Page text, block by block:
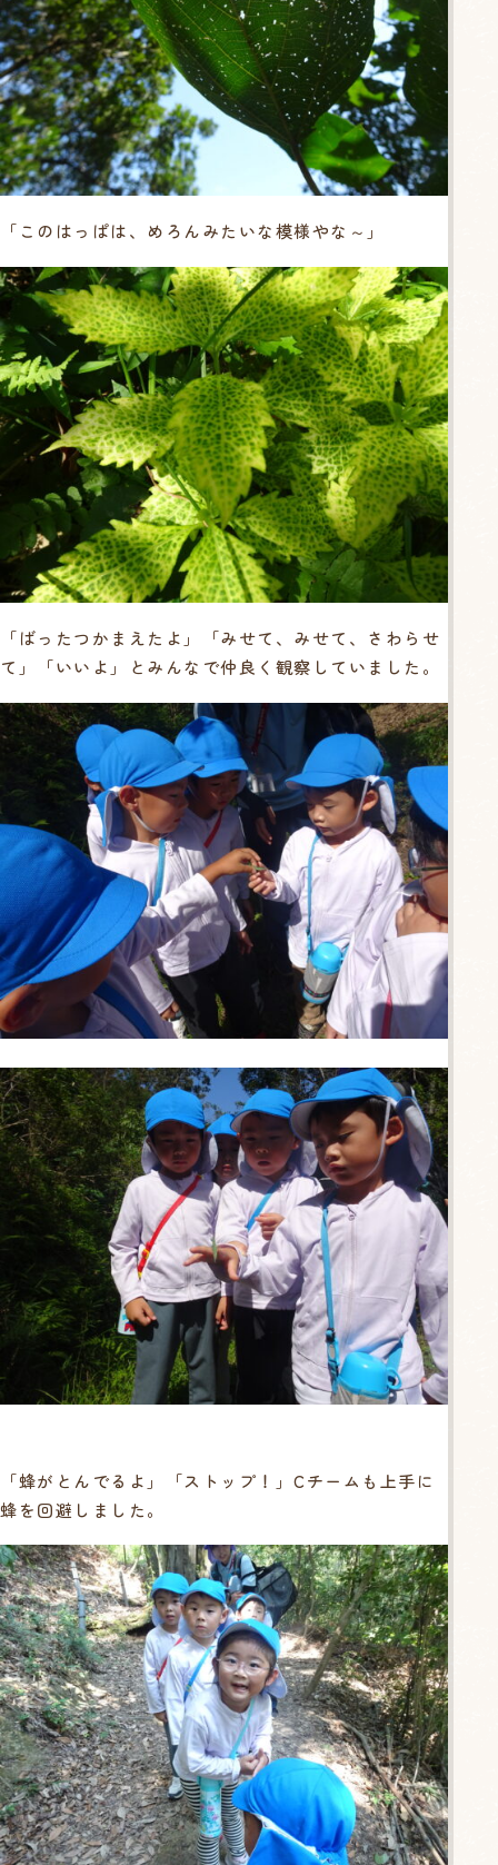
「このはっぱは、めろんみたいな模様やな～」
「ばったつかまえたよ」「みせて、みせて、さわらせ
て」「いいよ」とみんなで仲良く観察していました。
「蜂がとんでるよ」「ストップ！」Cチームも上手に
蜂を回避しました。